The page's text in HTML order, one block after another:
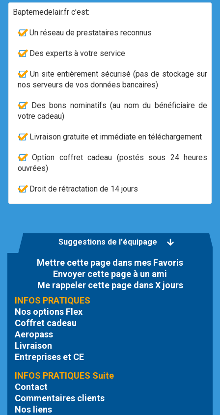
Baptemedelair.fr c'est:
Un réseau de prestataires reconnus
Des experts à votre service
Un site entièrement sécurisé (pas de stockage sur
nos serveurs de vos données bancaires)
Des bons nominatifs (au nom du bénéficiaire de
votre cadeau)
Livraison gratuite et immédiate en téléchargement
Option coffret cadeau (postés sous 24 heures
ouvrées)
Droit de rétractation de 14 jours
Suggestions de l'équipage
Mettre cette page dans mes Favoris
Envoyer cette page à un ami
Me rappeler cette page dans X jours
INFOS PRATIQUES
Nos options Flex
Coffret cadeau
Aeropass
Livraison
Entreprises et CE
INFOS PRATIQUES Suite
Contact
Commentaires clients
Nos liens